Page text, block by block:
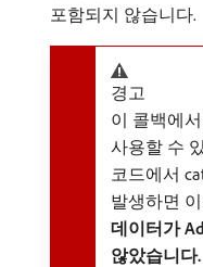
포함되지 않습니다.
경고
이 콜백에
사용할 수
코드에서
발생하면
데이터가
않았습니다.